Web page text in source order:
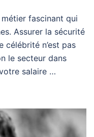
fascinant qui
Assurer la sécurité
célébrité n’est pas
le secteur dans
salaire …